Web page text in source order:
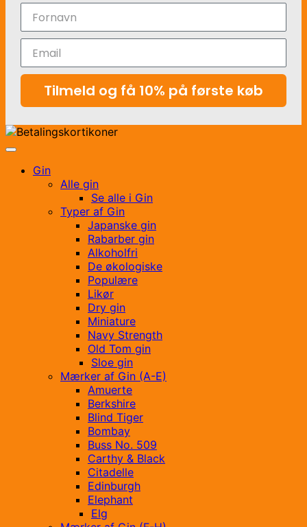
Tilmeld og få 10% på første køb
Gin
Alle gin
Se alle i Gin
Typer af Gin
Japanske gin
Rabarber gin
Alkoholfri
De økologiske
Populære
Likør
Dry gin
Miniature
Navy Strength
Old Tom gin
Sloe gin
Mærker af Gin (A-E)
Amuerte
Berkshire
Blind Tiger
Bombay
Buss No. 509
Carthy & Black
Citadelle
Edinburgh
Elephant
Elg